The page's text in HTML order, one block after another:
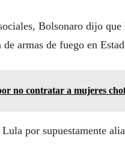
Bolsonaro dijo que
armas de fuego en
no contratar a mujeres
por supuestamente